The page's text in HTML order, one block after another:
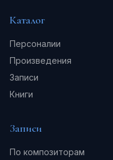
Каталог
Персоналии
Произведения
Записи
Книги
Записи
По композиторам